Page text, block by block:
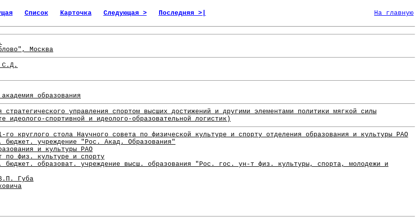
Список Карточка Следующая > Последняя >| На главную
Москва
С.Д.
образования
стратегического управления спортом высших достижений и другими элементами политики мягкой силы
идеолого-спортивной и идеолого-образовательной логистик)
го круглого стола Научного совета по физической культуре и спорту отделения образования и культуры РАО
бюджет. учреждение "Рос. Акад. Образования"
и культуры РАО
по физ. культуре и спорту
бюджет. образоват. учреждение высш. образования "Рос. гос. ун-т физ. культуры, спорта, молодежи и
Губа